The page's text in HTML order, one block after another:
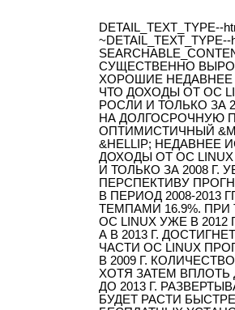
DETAIL_TEXT_TYPE--
~DETAIL_TEXT_TYPE--
СУЩЕСТВЕННО
ХОРОШИЕ НЕДАВНЕЕ
ЧТО ДОХОДЫ ОТ ОС
РОСЛИ И ТОЛЬКО ЗА
НА ДОЛГОСРОЧНУЮ
ОПТИМИСТИЧНЫЙ
&HELLIP;
ДОХОДЫ ОТ ОС
И ТОЛЬКО ЗА 2008 Г.
ПЕРСПЕКТИВУ
В ПЕРИОД 2008-
ТЕМПАМИ 16.9%.
ОС LINUX УЖЕ В
А В 2013 Г.
ЧАСТИ ОС LINUX
В 2009 Г.
ХОТЯ ЗАТЕМ ВПЛОТЬ
ДО 2013 Г.
БУДЕТ РАСТИ